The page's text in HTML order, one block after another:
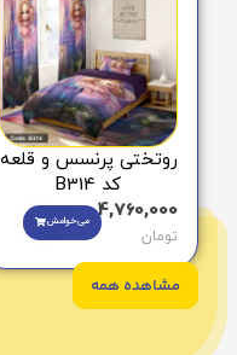
روتختی پرنسس و قلعه
کد B314
4,760,000
تومان
می‌خوامش
مشاهده همه